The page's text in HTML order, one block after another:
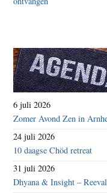
6 juli 2026
Zomer Avond Zen in
24 juli 2026
10 daagse Chöd retreat
31 juli 2026
Dhyana & Insight –